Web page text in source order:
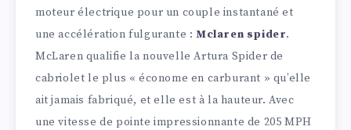
moteur électrique pour un couple instantané et
une accélération fulgurante :Mclaren spider.
McLaren qualifie la nouvelle Artura Spider de
cabriolet le plus « économe en carburant » qu’elle
ait jamais fabriqué, et elle est à la hauteur. Avec
une vitesse de pointe impressionnante de 205 MPH